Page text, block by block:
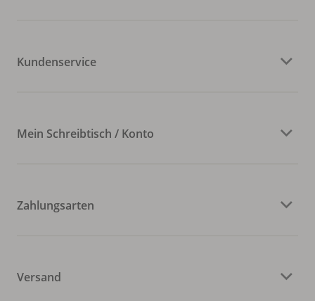
Kundenservice
Mein Schreibtisch / Konto
Zahlungsarten
Versand